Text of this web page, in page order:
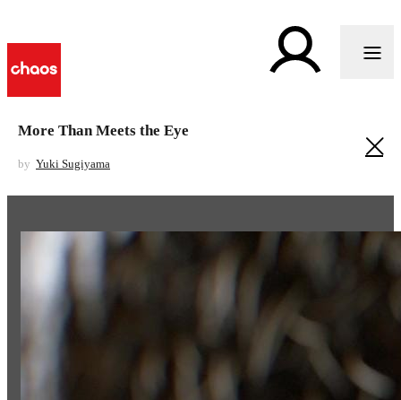
More Than Meets the Eye
by Yuki Sugiyama